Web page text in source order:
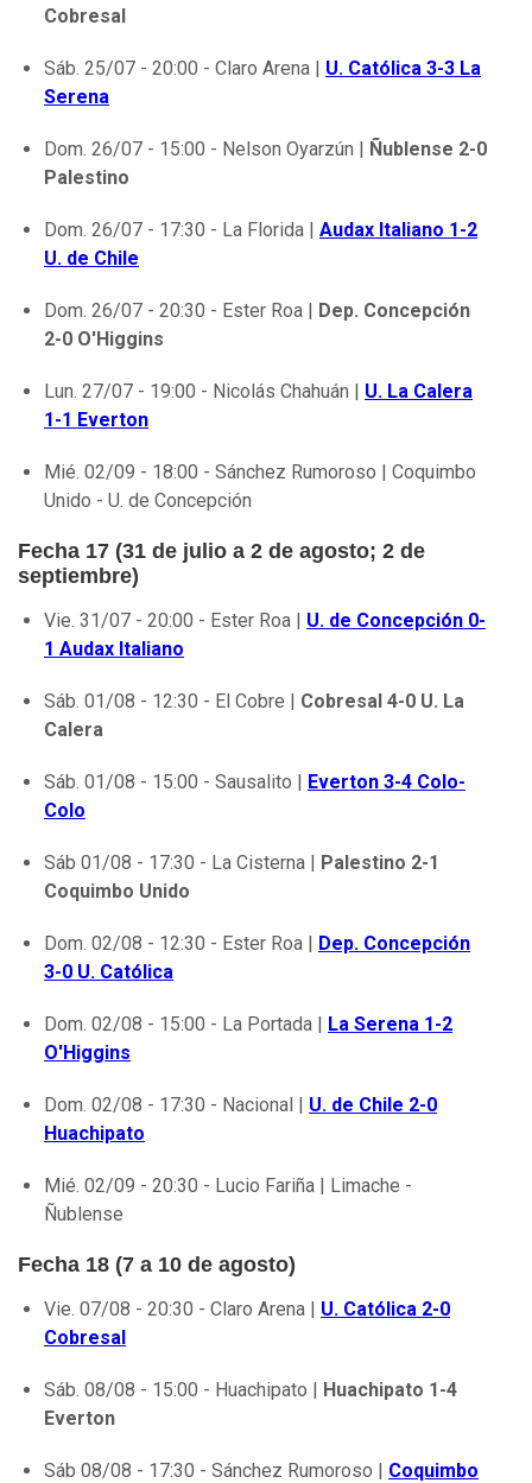
Cobresal
Sáb. 25/07 - 20:00 - Claro Arena | U. Católica 3-3 La
Serena
Dom. 26/07 - 15:00 - Nelson Oyarzún | Ñublense 2-0
Palestino
Dom. 26/07 - 17:30 - La Florida | Audax Italiano 1-2
U. de Chile
Dom. 26/07 - 20:30 - Ester Roa | Dep. Concepción
2-0 O'Higgins
Lun. 27/07 - 19:00 - Nicolás Chahuán | U. La Calera
1-1 Everton
Mié. 02/09 - 18:00 - Sánchez Rumoroso | Coquimbo
Unido - U. de Concepción
Fecha 17 (31 de julio a 2 de agosto; 2 de
septiembre)
Vie. 31/07 - 20:00 - Ester Roa | U. de Concepción 0-
1 Audax Italiano
Sáb. 01/08 - 12:30 - El Cobre | Cobresal 4-0 U. La
Calera
Sáb. 01/08 - 15:00 - Sausalito | Everton 3-4 Colo-
Colo
Sáb 01/08 - 17:30 - La Cisterna | Palestino 2-1
Coquimbo Unido
Dom. 02/08 - 12:30 - Ester Roa | Dep. Concepción
3-0 U. Católica
Dom. 02/08 - 15:00 - La Portada | La Serena 1-2
O'Higgins
Dom. 02/08 - 17:30 - Nacional | U. de Chile 2-0
Huachipato
Mié. 02/09 - 20:30 - Lucio Fariña | Limache -
Ñublense
Fecha 18 (7 a 10 de agosto)
Vie. 07/08 - 20:30 - Claro Arena | U. Católica 2-0
Cobresal
Sáb. 08/08 - 15:00 - Huachipato | Huachipato 1-4
Everton
Sáb 08/08 - 17:30 - Sánchez Rumoroso | Coquimbo